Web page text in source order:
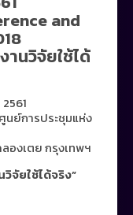
and
านวิจัยใช้ได้
ย์การประชุมแห่ง
องเตย กรุงเทพฯ
จัยใช้ได้จริง”